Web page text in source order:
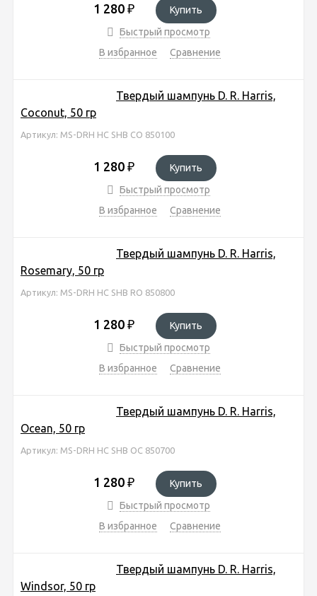
1 280 ₽
Купить
Быстрый просмотр
В избранное
Сравнение
Твердый шампунь D. R. Harris,
Coconut, 50 гр
Артикул: MS-DRH HC SHB CO 850100
1 280 ₽
Купить
Быстрый просмотр
В избранное
Сравнение
Твердый шампунь D. R. Harris,
Rosemary, 50 гр
Артикул: MS-DRH HC SHB RO 850800
1 280 ₽
Купить
Быстрый просмотр
В избранное
Сравнение
Твердый шампунь D. R. Harris,
Ocean, 50 гр
Артикул: MS-DRH HC SHB OC 850700
1 280 ₽
Купить
Быстрый просмотр
В избранное
Сравнение
Твердый шампунь D. R. Harris,
Windsor, 50 гр